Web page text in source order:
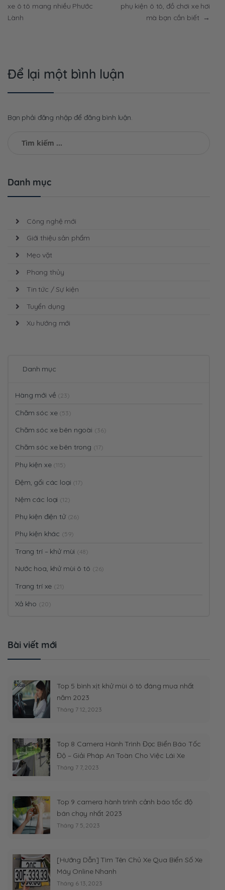
hướng
xe ô tô mang nhiều Phước
Lành
phụ kiện ô tô, đồ chơi xe hơi
mà bạn cần biết
→
Để lại một bình luận
Bạn phải đăng nhập để đăng bình luận.
kiếm
Danh mục
Công nghệ mới
Giới thiệu sản phẩm
Mẹo vặt
Phong thủy
Tin tức / Sự kiện
Tuyển dụng
Xu hướng mới
Danh mục
Hàng mới về (23)
Chăm sóc xe (53)
Chăm sóc xe bên ngoài (36)
Chăm sóc xe bên trong (17)
Phụ kiện xe (115)
Đệm, gối các loại (17)
Nệm các loại (12)
Phụ kiện điện tử (26)
Phụ kiện khác (59)
Trang trí – khử mùi (48)
Nước hoa, khử mùi ô tô (26)
Trang trí xe (21)
Xả kho (20)
Bài viết mới
Top 5 bình xịt khử mùi ô tô đáng mua nhất
năm 2023
Tháng 7 12, 2023
Top 8 Camera Hành Trình Đọc Biển Báo Tốc
Độ – Giải Pháp An Toàn Cho Việc Lái Xe
Tháng 7 7, 2023
Top 9 camera hành trình cảnh báo tốc độ
bán chạy nhất 2023
Tháng 7 5, 2023
[Hướng Dẫn] Tìm Tên Chủ Xe Qua Biển Số Xe
Máy Online Nhanh
Tháng 6 13, 2023